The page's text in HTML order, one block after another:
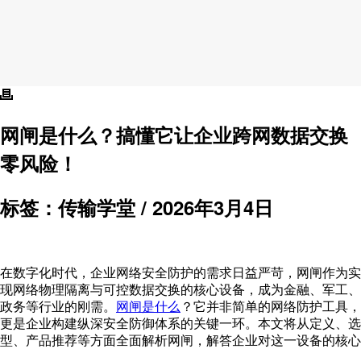
网闸是什么？搞懂它让企业跨网数据交换
零风险！
标签：传输学堂 / 2026年3月4日
在数字化时代，企业网络安全防护的需求日益严苛，网闸作为实
现网络物理隔离与可控数据交换的核心设备，成为金融、军工、
政务等行业的刚需。
网闸是什么 ？它并非简单的网络防护工具，
更是企业构建纵深安全防御体系的关键一环。本文将从定义、选
型、产品推荐等方面全面解析网闸，解答企业对这一设备的核心